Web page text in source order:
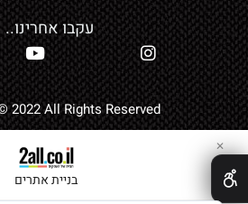
עקבו אחרינו..
2022 All Rights Reserved
בניית אתרים
✕